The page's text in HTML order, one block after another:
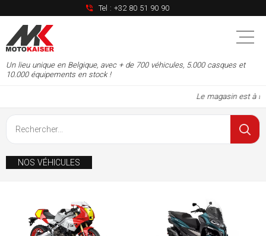
Tel : +32 80 51 90 90
Un lieu unique en Belgique, avec + de 700 véhicules, 5.000 casques et
10.000 équipements en stock !
Le magasin est à
NOS VÉHICULES